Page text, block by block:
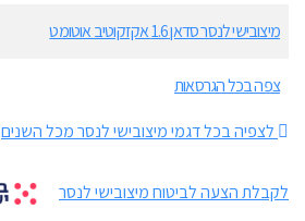
מיצובישי לנסר סדאן 1.6 אקזקוטיב אוטומט
צפה בכל הגרסאות
לצפיה בכל דגמי מיצובישי לנסר מכל השנים
לקבלת הצעה לביטוח מיצובישי לנסר